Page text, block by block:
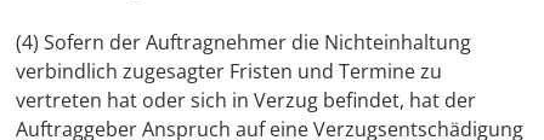
(4) Sofern der Auftragnehmer die Nichteinhaltung
verbindlich zugesagter Fristen und Termine zu
vertreten hat oder sich in Verzug befindet, hat der
Auftraggeber Anspruch auf eine Verzugsentschädigung